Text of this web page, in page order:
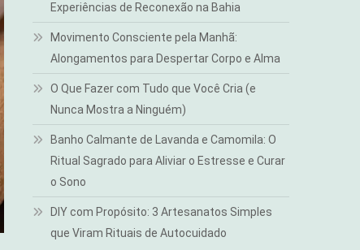
Experiências de Reconexão na Bahia
Movimento Consciente pela Manhã:
Alongamentos para Despertar Corpo e Alma
O Que Fazer com Tudo que Você Cria (e
Nunca Mostra a Ninguém)
Banho Calmante de Lavanda e Camomila: O
Ritual Sagrado para Aliviar o Estresse e Curar
o Sono
DIY com Propósito: 3 Artesanatos Simples
que Viram Rituais de Autocuidado